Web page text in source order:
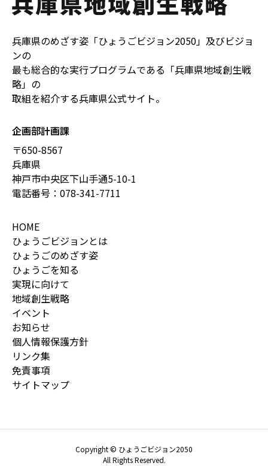
兵庫県のめざす姿「ひょうごビジョン2050」及びビジョ
ンの
最も総合的な実行プログラムである「兵庫県地域創生戦
略」の
取組を紹介する兵庫県公式サイト。
企画部計画課
〒650-8567
兵庫県
神戸市中央区下山手通5-10-1
電話番号： 078-341-7711
HOME
ひょうごビジョンとは
ひょうごのめざす姿
ひょうごを知る
実現に向けて
地域創生戦略
イベント
お知らせ
個人情報保護方針
リンク集
免責事項
サイトマップ
Copyright © ひょうごビジョン2050
All Rights Reserved.